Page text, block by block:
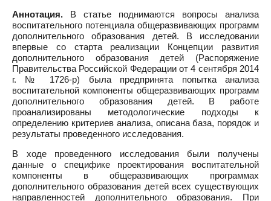
Аннотация. В статье поднимаются вопросы анализа
воспитательного потенциала общеразвивающих программ
дополнительного образования детей. В исследовании
впервые со старта реализации Концепции развития
дополнительного образования детей (Распоряжение
Правительства Российской Федерации от 4 сентября 2014
г. № 1726-р) была предпринята попытка анализа
воспитательной компоненты общеразвивающих программ
дополнительного образования детей. В работе
проанализированы методологические подходы к
определению критериев анализа, описана база, порядок и
результаты проведенного исследования.
В ходе проведенного исследования были получены
данные о специфике проектирования воспитательной
компоненты в общеразвивающих программах
дополнительного образования детей всех существующих
направленностей дополнительного образования. При